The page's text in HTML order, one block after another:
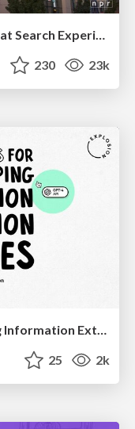
"I'm Feeling Lucky" - Building Great Search Experiences for Today's Users (#IAC19)
230 23k
Practical Tips for Bootstrapping Information Extraction Pipelines
25 2k